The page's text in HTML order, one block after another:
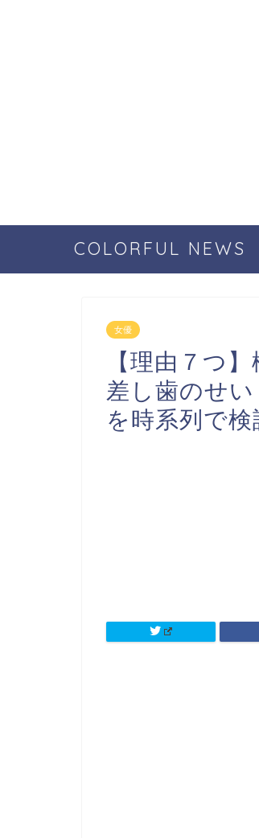
COLORFUL NEWS
女優
【理由７つ
差し歯のせ
を時系列で検